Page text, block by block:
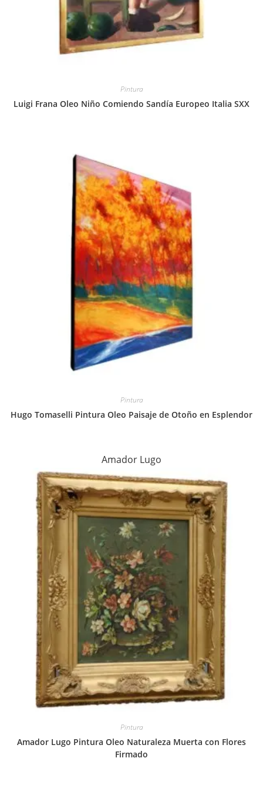
Pintura
Luigi Frana Oleo Niño Comiendo Sandía Europeo Italia SXX
Pintura
Hugo Tomaselli Pintura Oleo Paisaje de Otoño en Esplendor
Amador Lugo
Pintura
Amador Lugo Pintura Oleo Naturaleza Muerta con Flores
Firmado